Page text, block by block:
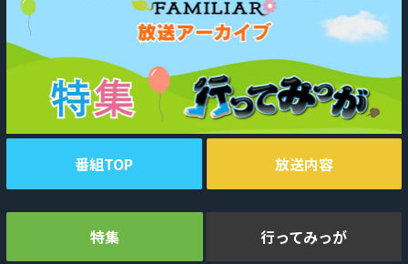
かごしまソロ活
It推しTV
番組表を見る
番組TOP 放送内容
特集 行ってみっが